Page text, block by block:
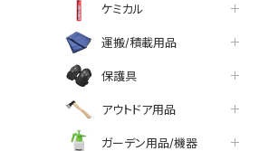
ケミカル
運搬/積載用品
保護具
アウトドア用品
ガーデン用品/機器